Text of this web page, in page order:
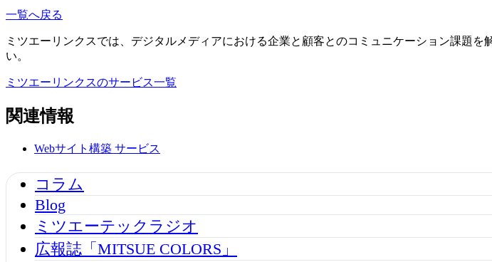
一覧へ戻る
ミツエーリンクスでは、デジタルメディアにおける企業と顧客とのコミュニケーション課題
い。
ミツエーリンクスのサービス一覧
関連情報
Webサイト構築 サービス
コラム
Blog
ミツエーテックラジオ
広報誌「MITSUE COLORS」